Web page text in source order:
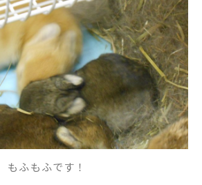
お問い合わせ
プライバシーポリシー
もふもふです！